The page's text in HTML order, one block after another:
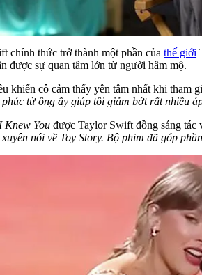
chính thức trở thành một phần của thế giới
được sự quan tâm lớn từ người hâm mộ.
khiến cô cảm thấy yên tâm nhất khi tham
phúc từ ông ấy giúp tôi giảm bớt rất nhiều
Knew You được Taylor Swift đồng sáng tác
nói về Toy Story. Bộ phim đã góp